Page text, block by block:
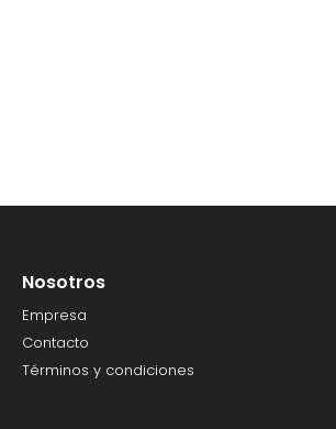
Nosotros
Empresa
Contacto
Términos y condiciones